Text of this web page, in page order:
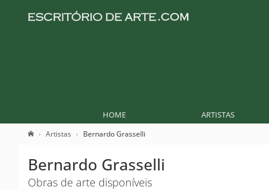
HOME ARTISTAS
Artistas Bernardo Grasselli
Bernardo Grasselli
Obras de arte disponíveis